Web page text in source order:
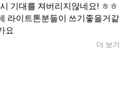
기대를 져버리지않네요! ㅎㅎ
라이트톤분들이 쓰기좋을거같
요
더 보기